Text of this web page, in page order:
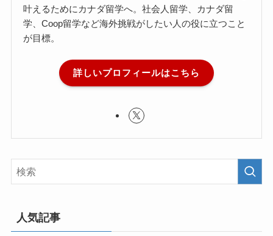
叶えるためにカナダ留学へ。社会人留学、カナダ留
学、Coop留学など海外挑戦がしたい人の役に立つこと
が目標。
詳しいプロフィールはこちら
人気記事